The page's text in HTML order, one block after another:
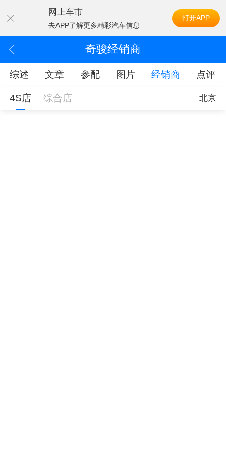
网上车市
去APP了解更多精彩汽车信息
打开APP
奇骏经销商
综述 文章 参配 图片 经销商 点评
4S店 综合店 北京